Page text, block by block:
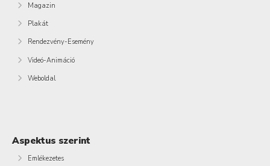
Magazin
Plakát
Rendezvény-Esemény
Videó-Animáció
Weboldal
Aspektus szerint
Emlékezetes